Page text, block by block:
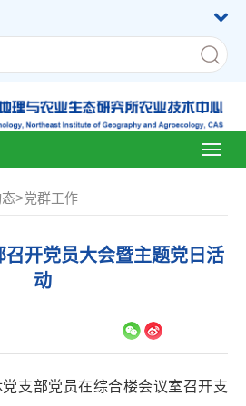
>党群工作
召开党员大会暨主题党日活
动
支部党员在综合楼会议室召开支